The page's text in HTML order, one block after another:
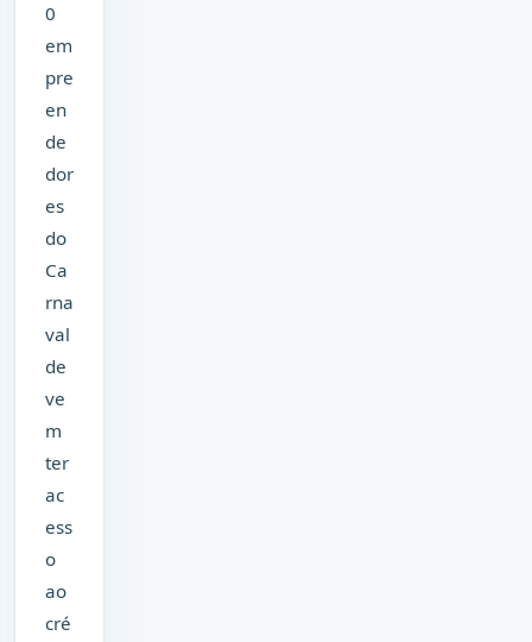
0
em
pre
en
de
dor
es
do
Ca
rna
val
de
ve
m
ter
ac
ess
o
ao
cré